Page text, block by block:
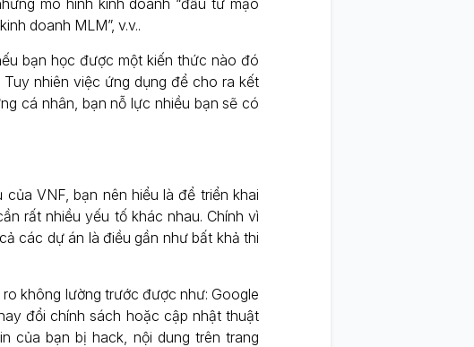
mô hình kinh doanh “đầu tư mạo
doanh MLM”, v.v..
bạn học được một kiến thức nào đó
nhiên việc ứng dụng để cho ra kết
cá nhân, bạn nỗ lực nhiều bạn sẽ có
VNF, bạn nên hiểu là để triển khai
rất nhiều yếu tố khác nhau. Chính vì
các dự án là điều gần như bất khả thi
không lường trước được như: Google
đổi chính sách hoặc cập nhật thuật
của bạn bị hack, nội dung trên trang